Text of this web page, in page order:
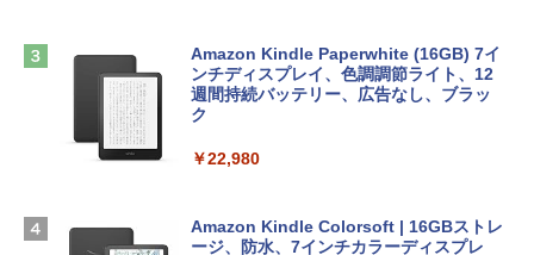
ン 15-fd 15.6インチ 16GBメモリ 512GB
SSD インテル Core 5
￥129,800
igence、13.6インチLiquid Retinaディ
スプレイ、16GBユニファイドメモリ、1
インゲームコード】 ロブロックス |オン
ラインコード版
￥1,600
ows11、10/mac対応|PC2台
めのAIコーディング入門シリーズ
￥99
AIイラスト表現辞典: 思い通りの絵を引き
￥480
Amazon Kindle Paperwhite (16GB) 7イ
ンチディスプレイ、色調調節ライト、12
週間持続バッテリー、広告なし、ブラッ
ク
￥22,980
Amazon Kindle Colorsoft | 16GBストレ
ージ、防水、7インチカラーディスプレ